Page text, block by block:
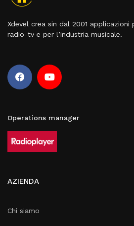
Xdevel crea sin dal 2001
radio-tv e per l’industria musicale.
Operations manager
AZIENDA
Chi siamo